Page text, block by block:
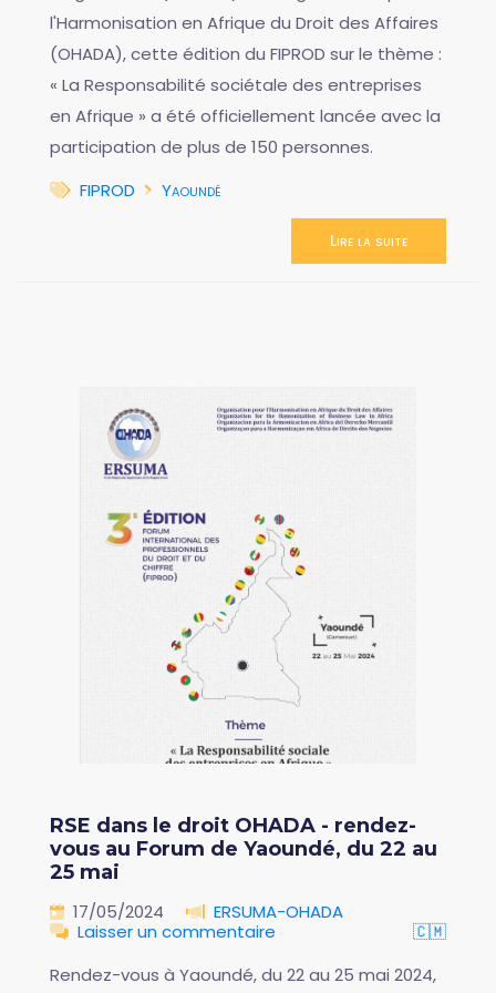
l'Harmonisation en Afrique du Droit des Affaires
(OHADA), cette édition du FIPROD sur le thème :
« La Responsabilité sociétale des entreprises
en Afrique » a été officiellement lancée avec la
participation de plus de 150 personnes.
FIPROD
Yaoundé
Lire la suite
RSE dans le droit OHADA - rendez-
vous au Forum de Yaoundé, du 22 au
25 mai
17/05/2024
ERSUMA-OHADA
Laisser un commentaire
🇨🇲
Rendez-vous à Yaoundé, du 22 au 25 mai 2024,